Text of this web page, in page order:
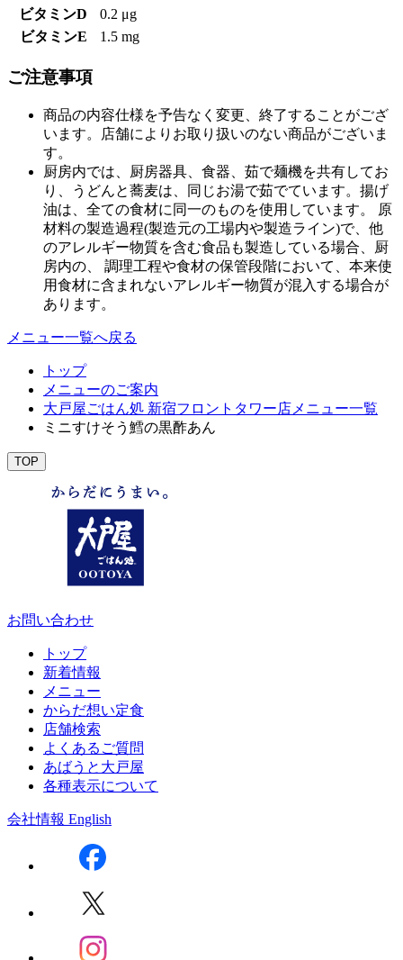
ビタミンD
0.2 μg
ビタミンE
1.5 mg
ご注意事項
商品の内容仕様を予告なく変更、終了することがござ
います。店舗によりお取り扱いのない商品がございま
す。
厨房内では、厨房器具、食器、茹で麺機を共有してお
り、うどんと蕎麦は、同じお湯で茹でています。揚げ
油は、全ての食材に同一のものを使用しています。 原
材料の製造過程(製造元の工場内や製造ライン)で、他
のアレルギー物質を含む食品も製造している場合、厨
房内の、 調理工程や食材の保管段階において、本来使
用食材に含まれないアレルギー物質が混入する場合が
あります。
メニュー一覧へ戻る
トップ
メニューのご案内
大戸屋ごはん処 新宿フロントタワー店メニュー一覧
ミニすけそう鱈の黒酢あん
TOP
お問い合わせ
トップ
新着情報
メニュー
からだ想い定食
店舗検索
よくあるご質問
あばうと大戸屋
各種表示について
会社情報 English